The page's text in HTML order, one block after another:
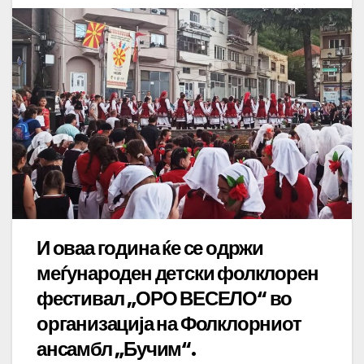
И оваа година ќе се одржи
меѓународен детски фолклорен
фестивал „ОРО ВЕСЕЛО“ во
организација на Фолклорниот
ансамбл „Бучим“.